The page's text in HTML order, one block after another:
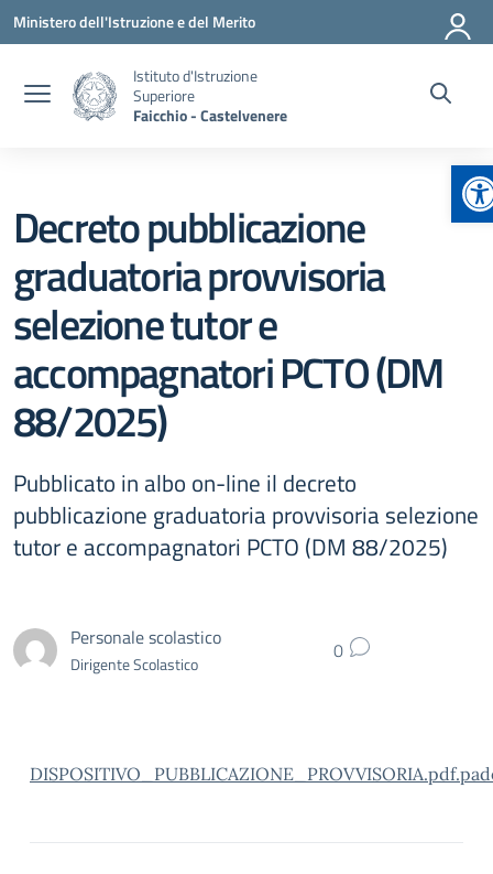
Vai ai contenuti
Vai al menu di navigazione
Vai al footer
Ministero dell'Istruzione e del Merito
Istituto d'Istruzione
Superiore
Faicchio - Castelvenere
Decreto pubblicazione
graduatoria provvisoria
selezione tutor e
accompagnatori PCTO (DM
88/2025)
Pubblicato in albo on-line il decreto
pubblicazione graduatoria provvisoria selezione
tutor e accompagnatori PCTO (DM 88/2025)
Personale scolastico
Dirigente Scolastico 0